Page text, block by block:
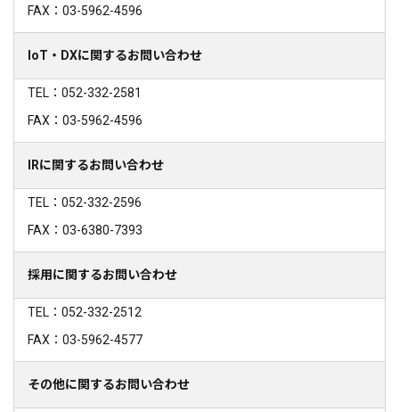
FAX：03-5962-4596
IoT・DXに関するお問い合わせ
TEL：052-332-2581
FAX：03-5962-4596
IRに関するお問い合わせ
TEL：052-332-2596
FAX：03-6380-7393
採用に関するお問い合わせ
TEL：052-332-2512
FAX：03-5962-4577
その他に関するお問い合わせ